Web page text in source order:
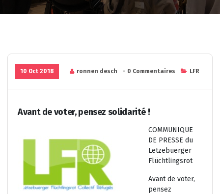
10 Oct 2018 ronnen desch - 0 Commentaires LFR
Avant de voter, pensez solidarité !
COMMUNIQUE
DE PRESSE du
Letzebuerger
Flüchtlingsrot
Avant de voter,
pensez